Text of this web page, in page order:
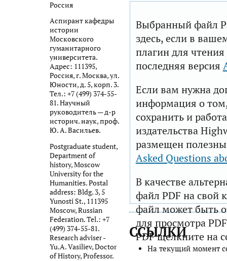
Россия
Аспирант кафедры
истории
Московского
гуманитарного
университета.
Адрес: 111395,
Россия, г. Москва, ул.
Юности, д. 5, корп. 3.
Тел.: +7 (499) 374-55-
81. Научный
руководитель — д-р
историч. наук, проф.
Ю. А. Васильев.
Postgraduate student,
Department of
history, Moscow
University for the
Humanities. Postal
address: Bldg. 3, 5
Yunosti St., 111395
Moscow, Russian
Federation. Tel.: +7
(499) 374-55-81.
Research adviser -
Yu.A. Vasiliev, Doctor
of History, Professor.
Выбранный файл
здесь, если в
плагин для
последняя версия
Если вам нужна
информация о том,
сохранить и
издательства
размещен
Asked Questions
В качестве
файл PDF на свой
файл может быть
для просмотра
PDF щелкните на
ССЫЛКИ
На текущий момент